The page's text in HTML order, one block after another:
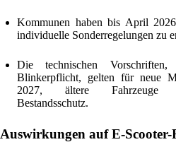
Kommunen haben bis April
individuelle Sonderregelungen zu
Die technischen
Blinkerpflicht, gelten für neue
2027, ältere Fahrzeuge
Bestandsschutz.
Auswirkungen auf E-